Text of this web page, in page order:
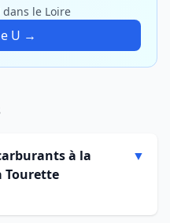
dans le Loire
U →
à la
Tourette
▼